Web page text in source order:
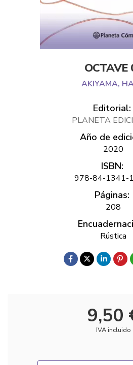
OCTAVE
AKIYAMA,
Editorial:
PLANETA
Año de
2020
ISBN:
978-84-1341-
Páginas:
208
Rústica
9,50
IVA incluido